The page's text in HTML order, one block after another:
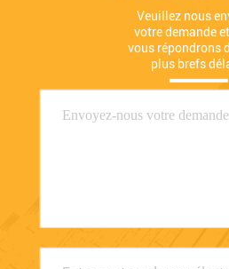
Veuillez nous
votre demande
vous répondrons
plus brefs